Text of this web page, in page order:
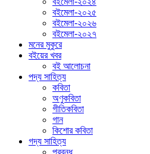
বইমেলা-২০২৫
বইমেলা-২০২৬
বইমেলা-২০২৭
মনের মুকুরে
বইয়ের খবর
বই আলোচনা
পদ্য সাহিত্য
কবিতা
অণুকবিতা
গীতিকবিতা
গান
কিশোর কবিতা
গদ্য সাহিত্য
প্রবন্ধ